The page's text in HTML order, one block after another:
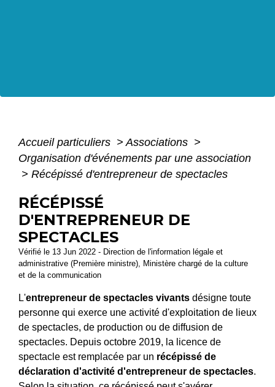
Accueil particuliers > Associations >
Organisation d'événements par une association
> Récépissé d'entrepreneur de spectacles
RÉCÉPISSÉ
D'ENTREPRENEUR DE
SPECTACLES
Vérifié le 13 Jun 2022 - Direction de l'information légale et
administrative (Première ministre), Ministère chargé de la culture
et de la communication
L'entrepreneur de spectacles vivants désigne toute
personne qui exerce une activité d'exploitation de lieux
de spectacles, de production ou de diffusion de
spectacles. Depuis octobre 2019, la licence de
spectacle est remplacée par un récépissé de
déclaration d'activité d'entrepreneur de spectacles.